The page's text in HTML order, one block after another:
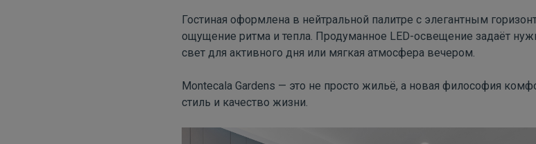
Гостиная оформлена в нейтральной палитре с элегантным
ощущение ритма и тепла. Продуманное LED-освещение задаёт
свет для активного дня или мягкая атмосфера вечером.
Montecala Gardens — это не просто жильё, а новая философия
стиль и качество жизни.